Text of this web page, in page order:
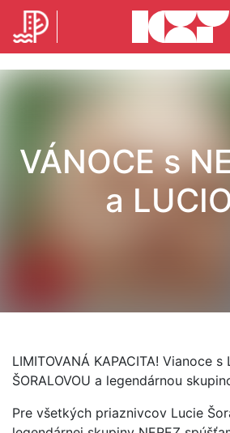
VÁNOCE s
a
LIMITOVANÁ KAPACITA! Vianoce s
ŠORALOVOU a legendárnou
Pre všetkých priaznivcov Lucie